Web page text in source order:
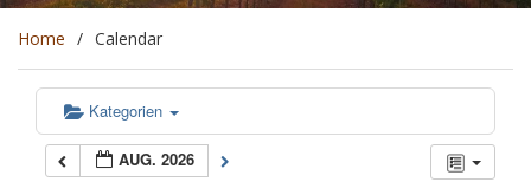
Home Calendar
Kategorien
AUG. 2026